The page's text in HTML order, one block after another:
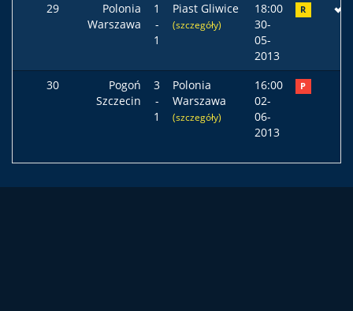
29
Polonia
Warszawa
1
-
1
Piast Gliwice
(szczegóły)
18:00
30-
05-
2013
R
30
Pogoń
Szczecin
3
-
1
Polonia
Warszawa
(szczegóły)
16:00
02-
06-
2013
P